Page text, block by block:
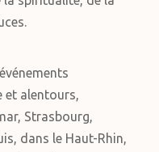
et alentours,
Strasbourg,
dans le Haut-Rhin,